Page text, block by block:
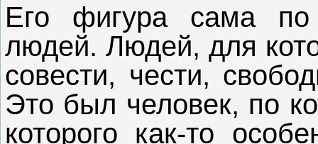
Его фигура сама по
людей. Людей, для
совести, чести,
Это был человек, по
которого как-то